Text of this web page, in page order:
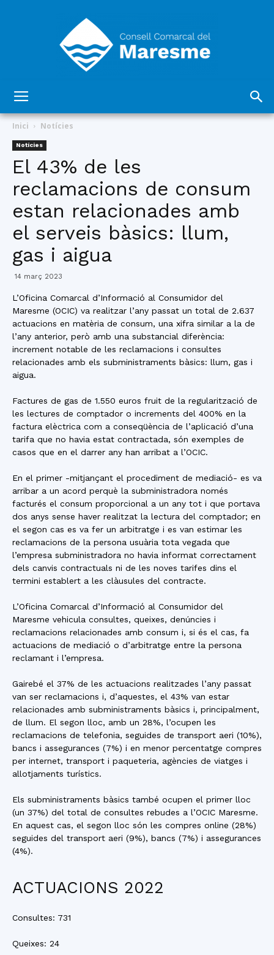
Comarcal
del
Inici Notícies
Notícies
El 43% de les
reclamacions de consum
estan relacionades amb
el serveis bàsics: llum,
gas i aigua
14 març 2023
L’Oficina Comarcal d’Informació al Consumidor del
Maresme (OCIC) va realitzar l’any passat un total de 2.637
actuacions en matèria de consum, una xifra similar a la de
l’any anterior, però amb una substancial diferència:
increment notable de les reclamacions i consultes
relacionades amb els subministraments bàsics: llum, gas i
aigua.
Factures de gas de 1.550 euros fruit de la regularització de
les lectures de comptador o increments del 400% en la
factura elèctrica com a conseqüència de l’aplicació d’una
tarifa que no havia estat contractada, són exemples de
casos que en el darrer any han arribat a l’OCIC.
En el primer -mitjançant el procediment de mediació- es va
arribar a un acord perquè la subministradora només
facturés el consum proporcional a un any tot i que portava
dos anys sense haver realitzat la lectura del comptador; en
el segon cas es va fer un arbitratge i es van estimar les
reclamacions de la persona usuària tota vegada que
l’empresa subministradora no havia informat correctament
dels canvis contractuals ni de les noves tarifes dins el
termini establert a les clàusules del contracte.
L’Oficina Comarcal d’Informació al Consumidor del
Maresme vehicula consultes, queixes, denúncies i
reclamacions relacionades amb consum i, si és el cas, fa
actuacions de mediació o d’arbitratge entre la persona
reclamant i l’empresa.
Gairebé el 37% de les actuacions realitzades l’any passat
van ser reclamacions i, d’aquestes, el 43% van estar
relacionades amb subministraments bàsics i, principalment,
de llum. El segon lloc, amb un 28%, l’ocupen les
reclamacions de telefonia, seguides de transport aeri (10%),
bancs i assegurances (7%) i en menor percentatge compres
per internet, transport i paqueteria, agències de viatges i
allotjaments turístics.
Els subministraments bàsics també ocupen el primer lloc
(un 37%) del total de consultes rebudes a l’OCIC Maresme.
En aquest cas, el segon lloc són les compres online (28%)
seguides del transport aeri (9%), bancs (7%) i assegurances
(4%).
ACTUACIONS 2022
Consultes: 731
Queixes: 24